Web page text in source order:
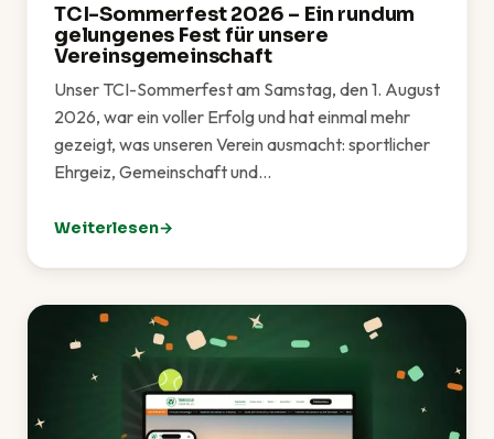
TCI-Sommerfest 2026 – Ein rundum
gelungenes Fest für unsere
Vereinsgemeinschaft
Unser TCI-Sommerfest am Samstag, den 1. August
2026, war ein voller Erfolg und hat einmal mehr
gezeigt, was unseren Verein ausmacht: sportlicher
Ehrgeiz, Gemeinschaft und…
Weiterlesen
: TCI-Sommerfest 2026 – Ein rundum gelungenes